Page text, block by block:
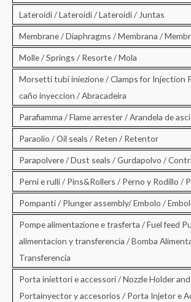
Lateroidi / Lateroidi / Lateroidi / Juntas
Membrane / Diaphragms / Membrana /
Molle / Springs / Resorte / Mola
Morsetti tubi iniezione / Clamps for Injection
caño inyeccion / Abracadeira
Parafiamma / Flame arrester / Arandela de
Paraolio / Oil seals / Reten / Retentor
Parapolvere / Dust seals / Gurdapolvo /
Perni e rulli / Pins&Rollers / Perno y Rodillo /
Pompanti / Plunger assembly/ Embolo /
Pompe alimentazione e trasferta / Fuel feed
alimentacion y transferencia / Bomba
Transferencia
Porta iniettori e accessori / Nozzle Holder
Portainyector y accesorios / Porta Injetor e